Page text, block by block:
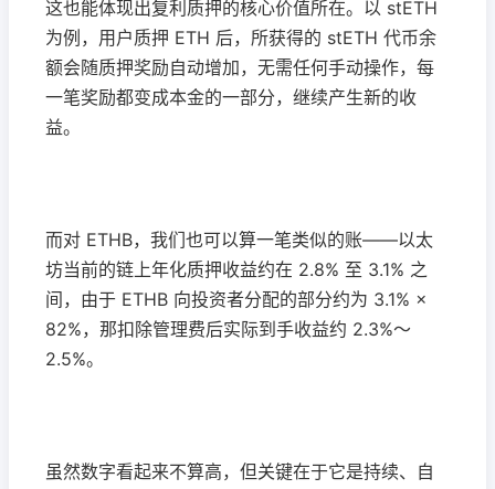
这也能体现出复利质押的核心价值所在。以 stETH
为例，用户质押 ETH 后，所获得的 stETH 代币余
额会随质押奖励自动增加，无需任何手动操作，每
一笔奖励都变成本金的一部分，继续产生新的收
益。
而对 ETHB，我们也可以算一笔类似的账——以太
坊当前的链上年化质押收益约在 2.8% 至 3.1% 之
间，由于 ETHB 向投资者分配的部分约为 3.1% ×
82%，那扣除管理费后实际到手收益约 2.3%～
2.5%。
虽然数字看起来不算高，但关键在于它是持续、自